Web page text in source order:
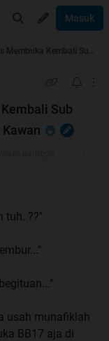
Masuk
Sub
tuh. ??"
usah munafiklah
BB17 aja di